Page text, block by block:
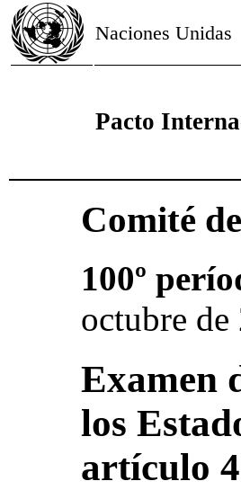
Naciones Unidas
Pacto
Comité
100º
octubre de
Examen
los
artículo